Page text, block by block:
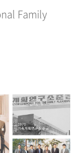
Family